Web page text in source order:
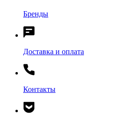
Бренды
Доставка и оплата
Контакты